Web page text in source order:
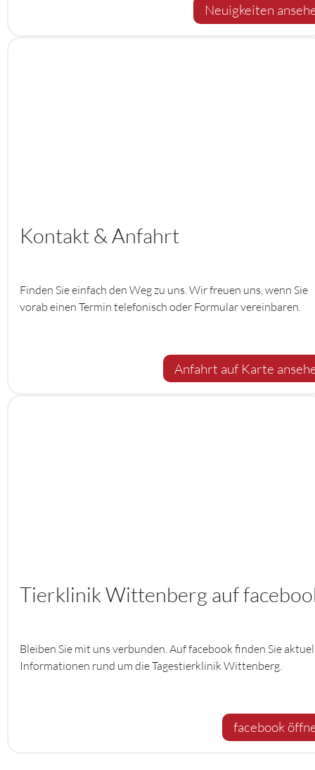
Neuigkeiten
Kontakt & Anfahrt
Finden Sie einfach den Weg zu uns. Wir freuen uns, wenn Sie
vorab einen Termin telefonisch oder Formular vereinbaren.
Anfahrt auf Karte
Tierklinik Wittenberg auf
Bleiben Sie mit uns verbunden. Auf facebook finden Sie
Informationen rund um die Tagestierklinik Wittenberg.
facebook